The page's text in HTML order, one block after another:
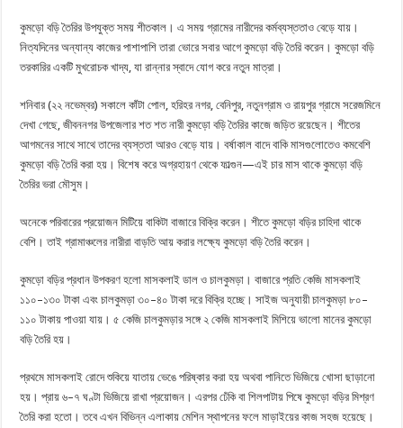
কুমড়ো বড়ি তৈরির উপযুক্ত সময় শীতকাল। এ সময় গ্রামের নারীদের কর্মব্যস্ততাও বেড়ে যায়।
নিত্যদিনের অন্যান্য কাজের পাশাপাশি তারা ভোরে সবার আগে কুমড়ো বড়ি তৈরি করেন। কুমড়ো বড়ি
তরকারির একটি মুখরোচক খাদ্য, যা রান্নার স্বাদে যোগ করে নতুন মাত্রা।
শনিবার (২২ নভেম্বর) সকালে কাঁটা পোল, হরিহর নগর, বেনিপুর, নতুনগ্রাম ও রায়পুর গ্রামে সরেজমিনে
দেখা গেছে, জীবননগর উপজেলার শত শত নারী কুমড়ো বড়ি তৈরির কাজে জড়িত রয়েছেন। শীতের
আগমনের সাথে সাথে তাদের ব্যস্ততা আরও বেড়ে যায়। বর্ষাকাল বাদে বাকি মাসগুলোতেও কমবেশি
কুমড়ো বড়ি তৈরি করা হয়। বিশেষ করে অগ্রহায়ণ থেকে ফাল্গুন—এই চার মাস থাকে কুমড়ো বড়ি
তৈরির ভরা মৌসুম।
অনেকে পরিবারের প্রয়োজন মিটিয়ে বাকিটা বাজারে বিক্রি করেন। শীতে কুমড়ো বড়ির চাহিদা থাকে
বেশি। তাই গ্রামাঞ্চলের নারীরা বাড়তি আয় করার লক্ষ্যে কুমড়ো বড়ি তৈরি করেন।
কুমড়ো বড়ির প্রধান উপকরণ হলো মাসকলাই ডাল ও চালকুমড়া। বাজারে প্রতি কেজি মাসকলাই
১১০–১৩০ টাকা এবং চালকুমড়া ৩০–৪০ টাকা দরে বিক্রি হচ্ছে। সাইজ অনুযায়ী চালকুমড়া ৮০–
১১০ টাকায় পাওয়া যায়। ৫ কেজি চালকুমড়ার সঙ্গে ২ কেজি মাসকলাই মিশিয়ে ভালো মানের কুমড়ো
বড়ি তৈরি হয়।
প্রথমে মাসকলাই রোদে শুকিয়ে যাতায় ভেঙে পরিষ্কার করা হয় অথবা পানিতে ভিজিয়ে খোসা ছাড়ানো
হয়। প্রায় ৬–৭ ঘণ্টা ভিজিয়ে রাখা প্রয়োজন। এরপর ঢেঁকি বা শিলপাটায় পিষে কুমড়ো বড়ির মিশ্রণ
তৈরি করা হতো। তবে এখন বিভিন্ন এলাকায় মেশিন স্থাপনের ফলে মাড়াইয়ের কাজ সহজ হয়েছে।